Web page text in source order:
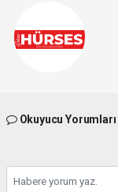
Okuyucu Yorumları